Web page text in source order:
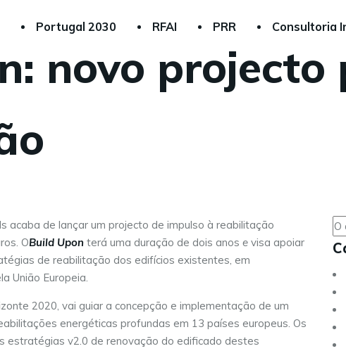
Portugal 2030 RFAI PRR Consultoria
novo projecto
acaba de lançar um projecto de impulso à reabilitação
OBuild Upon terá uma duração de dois anos e visa apoiar
de reabilitação dos edifícios existentes, em
União Europeia.
2020, vai guiar a concepção e implementação de um
energéticas profundas em 13 países europeus. Os
estratégias v2.0 de renovação do edificado destes